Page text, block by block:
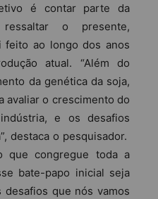
é contar parte da
o presente,
feito ao longo dos anos
atual. “Além do
da genética da soja,
avaliar o crescimento do
e os desafios
destaca o pesquisador.
que congregue toda a
bate-papo inicial seja
que nós vamos